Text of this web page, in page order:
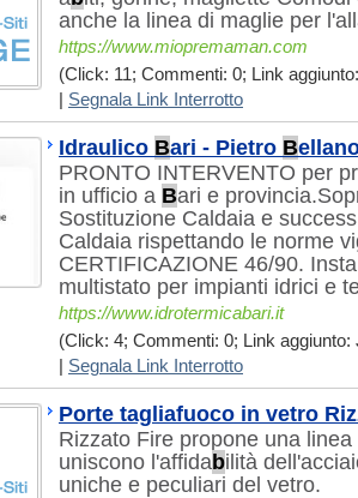
anche la linea di maglie per
https://www.miopremaman.com
(Click: 11; Commenti: 0; Link
Segnala Link Interrotto
Idraulico Bari - Pietro B
PRONTO INTERVENTO per
in ufficio a Bari e
Sostituzione Caldaia e
Caldaia rispettando le norme
CERTIFICAZIONE 46/90.
multistato per impianti idrici e
https://www.idrotermicabari.it
(Click: 4; Commenti: 0; Link aggiunto:
Segnala Link Interrotto
Porte tagliafuoco in vetro
Rizzato Fire propone una
uniscono l'affidabilità
uniche e peculiari del vetro.